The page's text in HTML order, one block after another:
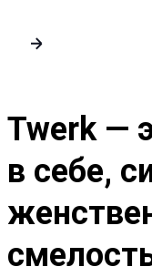
Twerk —
в себе,